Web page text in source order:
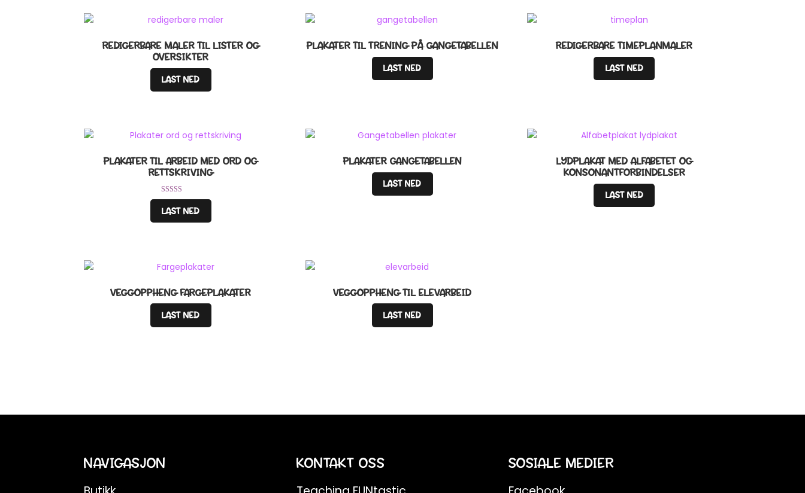
REDIGERBARE MALER TIL LISTER OG
OVERSIKTER
LAST NED
PLAKATER TIL TRENING PÅ GANGETABELLEN
LAST NED
REDIGERBARE TIMEPLANMALER
LAST NED
PLAKATER TIL ARBEID MED ORD OG
RETTSKRIVING
Vurdert
4.00av 5
LAST NED
PLAKATER GANGETABELLEN
LAST NED
LYDPLAKAT MED ALFABETET OG
KONSONANTFORBINDELSER
LAST NED
VEGGOPPHENG FARGEPLAKATER
LAST NED
VEGGOPPHENG TIL ELEVARBEID
LAST NED
NAVIGASJON KONTAKT OSS SOSIALE MEDIER